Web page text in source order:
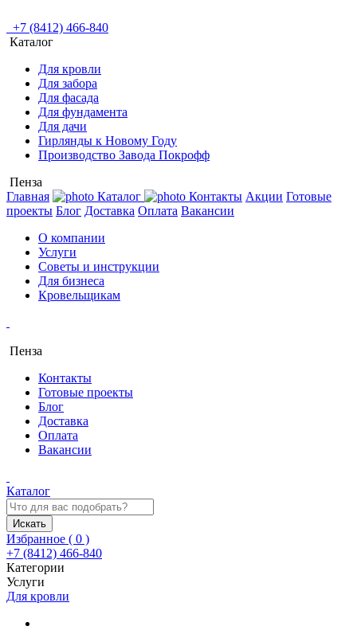
+7 (8412) 466-840
Каталог
Для кровли
Для забора
Для фасада
Для фундамента
Для дачи
Гирлянды к Новому Году
Производство Завода Покрофф
Пенза
Главная
Каталог Контакты Акции Готовые
проекты Блог Доставка Оплата Вакансии
О компании
Услуги
Советы и инструкции
Для бизнеса
Кровельщикам
Пенза
Контакты
Готовые проекты
Блог
Доставка
Оплата
Вакансии
Каталог
Искать
Избранное ( 0 )
+7 (8412) 466-840
Категории
Услуги
Для кровли